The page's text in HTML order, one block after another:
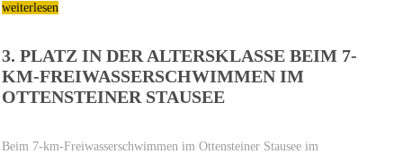
weiterlesen
3. PLATZ IN DER ALTERSKLASSE BEIM 7-
KM-FREIWASSERSCHWIMMEN IM
OTTENSTEINER STAUSEE
Beim 7-km-Freiwasserschwimmen im Ottensteiner Stausee im